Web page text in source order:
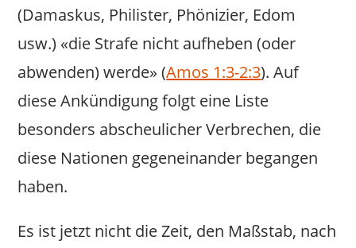
(Damaskus, Philister, Phönizier, Edom
usw.) «die Strafe nicht aufheben (oder
abwenden) werde» (Amos 1:3-2:3). Auf
diese Ankündigung folgt eine Liste
besonders abscheulicher Verbrechen, die
diese Nationen gegeneinander begangen
haben.
Es ist jetzt nicht die Zeit, den Maßstab, nach